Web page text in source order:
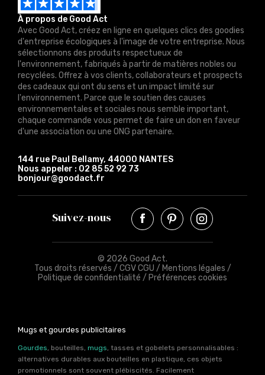
À propos de Good Act
Avec Good Act, créez en ligne en quelques clics des goodies
d'entreprise écologiques à l'image de votre entreprise. Nous
sélectionnons des produits respectueux de
l'environnement, fabriqués à partir de matières nobles ou
recyclées. Offrez à vos clients, collaborateurs et prospects
des cadeaux qui ont du sens et un impact limité sur
l'environnement. Parce que le soutien des causes
environnementales et sociales nous semble important,
chaque commande vous permet de faire un don en faveur
d'une association ou une ONG partenaire.
144 rue Paul Bellamy, 44000 NANTES
Nous appeler : 02 85 52 92 73
bonjour@goodact.fr
Suivez-nous
© 2026 Good Act.
Tous droits réservés / CGV CGU / Mentions légales /
Politique de confidentialité / Préférences cookies
Mugs et gourdes publicitaires
Gourdes, bouteilles, mugs, tasses et gobelets personnalisables :
alternatives durables aux bouteilles en plastique, ces objets
promotionnels sont souvent plébiscités. Facilement